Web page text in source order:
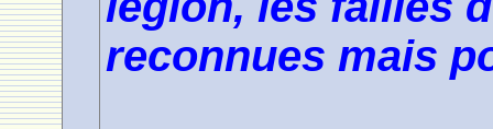
reconnues mais